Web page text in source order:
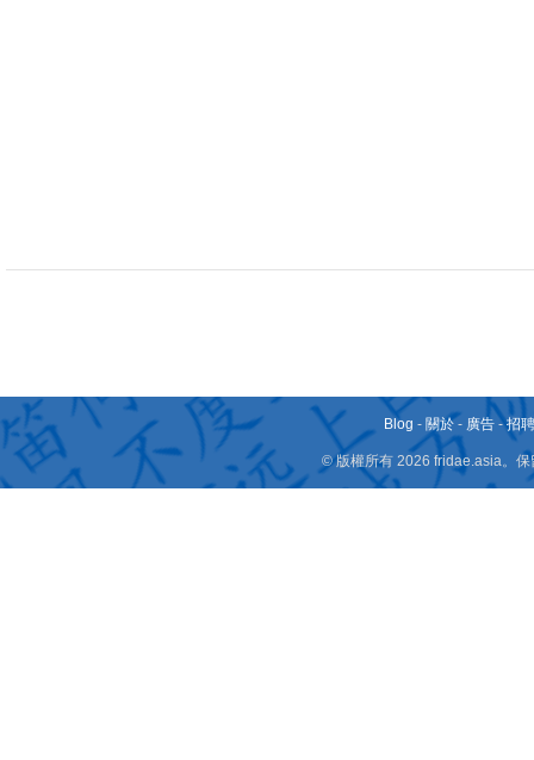
Blog - 關於 - 廣告 -招
© 版權所有 2026 fridae.asia。